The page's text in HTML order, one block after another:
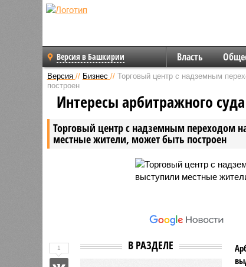
Версия в Башкирии Власть
Версия // Бизнес // Торговый центр с надземным
построен
Торговый центр с надземным переходом
местные жители, может быть построен
Интересы арбитражного суда
В РАЗДЕЛЕ
1